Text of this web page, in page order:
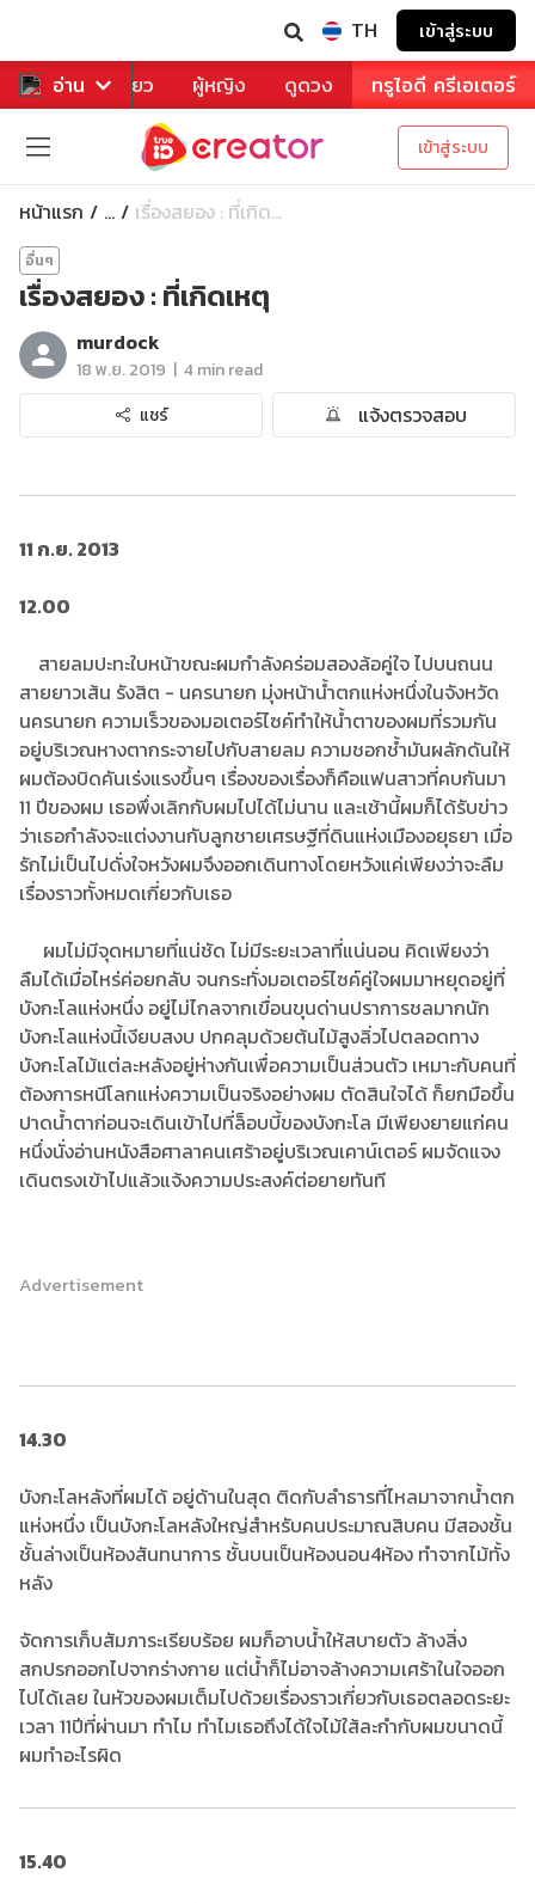
TH เข้าสู่ระบบ
อ่าน
หาร ท่องเที่ยว ผู้หญิง ดูดวง ทรูไอดี ครีเอเตอร์
เข้าสู่ระบบ
หน้าแรก ... เรื่องสยอง : ที่เกิด...
อื่นๆ
เรื่องสยอง : ที่เกิดเหตุ
murdock
18 พ.ย. 2019 | 4 min read
แชร์
แจ้งตรวจสอบ
11 ก.ย. 2013
12.00
สายลมปะทะใบหน้าขณะผมกำลังคร่อมสองล้อคู่ใจ ไปบนถนน
สายยาวเส้น รังสิต - นครนายก มุ่งหน้าน้ำตกแห่งหนึ่งในจังหวัด
นครนายก ความเร็วของมอเตอร์ไซค์ทำให้น้ำตาของผมที่รวมกัน
อยู่บริเวณหางตากระจายไปกับสายลม ความชอกช้ำมันผลักดันให้
ผมต้องบิดคันเร่งแรงขึ้นๆ เรื่องของเรื่องก็คือแฟนสาวที่คบกันมา
11 ปีของผม เธอพึ่งเลิกกับผมไปได้ไม่นาน และเช้านี้ผมก็ได้รับข่าว
ว่าเธอกำลังจะแต่งงานกับลูกชายเศรษฐีที่ดินแห่งเมืองอยุธยา เมื่อ
รักไม่เป็นไปดั่งใจหวังผมจึงออกเดินทางโดยหวังแค่เพียงว่าจะลืม
เรื่องราวทั้งหมดเกี่ยวกับเธอ
ผมไม่มีจุดหมายที่แน่ชัด ไม่มีระยะเวลาที่แน่นอน คิดเพียงว่า
ลืมได้เมื่อไหร่ค่อยกลับ จนกระทั่งมอเตอร์ไซค์คู่ใจผมมาหยุดอยู่ที่
บังกะโลแห่งหนึ่ง อยู่ไม่ไกลจากเขื่อนขุนด่านปราการชลมากนัก
บังกะโลแห่งนี้เงียบสงบ ปกคลุมด้วยต้นไม้สูงลิ่วไปตลอดทาง
บังกะโลไม้แต่ละหลังอยู่ห่างกันเพื่อความเป็นส่วนตัว เหมาะกับคนที่
ต้องการหนีโลกแห่งความเป็นจริงอย่างผม ตัดสินใจได้ ก็ยกมือขึ้น
ปาดน้ำตาก่อนจะเดินเข้าไปที่ล็อบบี้ของบังกะโล มีเพียงยายแก่คน
หนึ่งนั่งอ่านหนังสือศาลาคนเศร้าอยู่บริเวณเคาน์เตอร์ ผมจัดแจง
เดินตรงเข้าไปแล้วแจ้งความประสงค์ต่อยายทันที
Advertisement
14.30
บังกะโลหลังที่ผมได้ อยู่ด้านในสุด ติดกับลำธารที่ไหลมาจากน้ำตก
แห่งหนึ่ง เป็นบังกะโลหลังใหญ่สำหรับคนประมาณสิบคน มีสองชั้น
ชั้นล่างเป็นห้องสันทนาการ ชั้นบนเป็นห้องนอน4ห้อง ทำจากไม้ทั้ง
หลัง
จัดการเก็บสัมภาระเรียบร้อย ผมก็อาบน้ำให้สบายตัว ล้างสิ่ง
สกปรกออกไปจากร่างกาย แต่น้ำก็ไม่อาจล้างความเศร้าในใจออก
ไปได้เลย ในหัวของผมเต็มไปด้วยเรื่องราวเกี่ยวกับเธอตลอดระยะ
เวลา 11ปีที่ผ่านมา ทำไม ทำไมเธอถึงได้ใจไม้ใส้ละกำกับผมขนาดนี้
ผมทำอะไรผิด
15.40